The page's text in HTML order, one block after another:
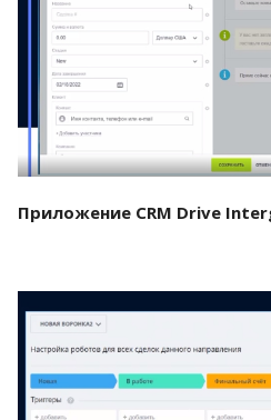
Смотреть
Приложение CRM Drive